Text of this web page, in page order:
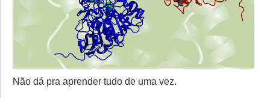
Não dá pra aprender tudo de uma vez.